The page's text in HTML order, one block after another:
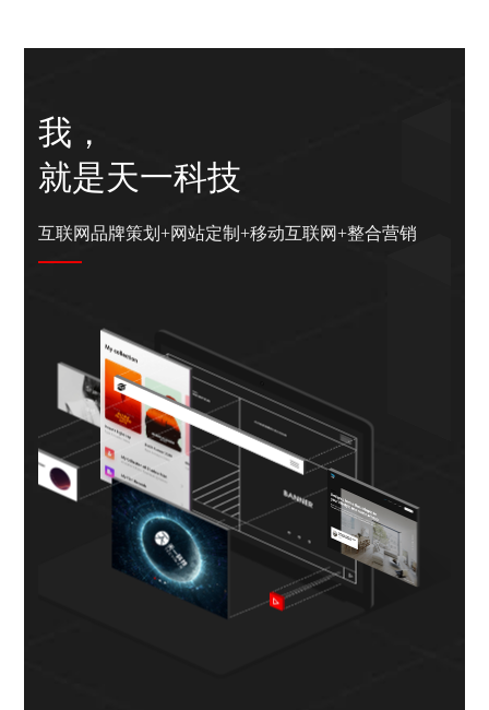
我，
就是天一科技
互联网品牌策划+网站定制+移动互联网+整合营销